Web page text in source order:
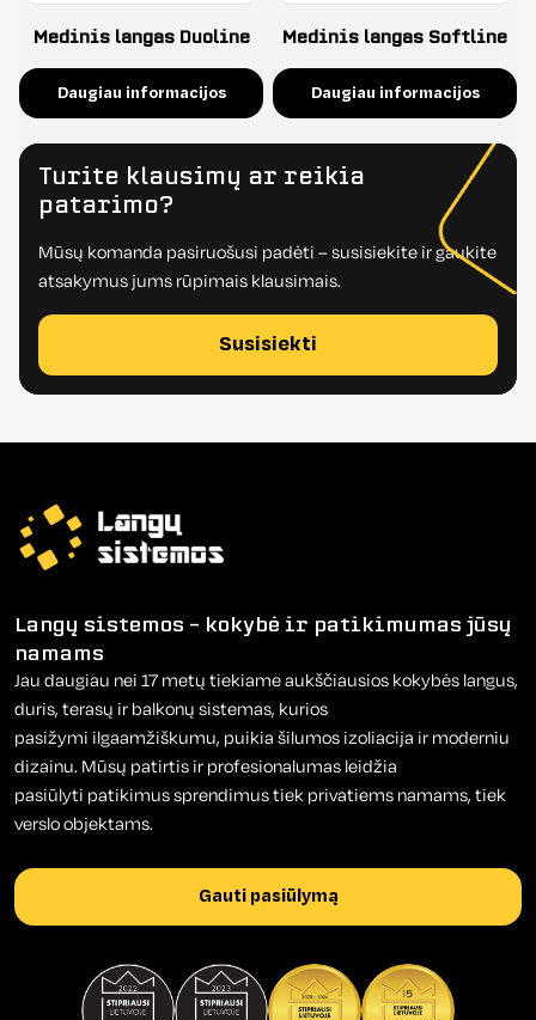
Medinis langas Duoline
Daugiau informacijos
Medinis langas Softline
Daugiau informacijos
Turite klausimų ar reikia
patarimo?
Mūsų komanda pasiruošusi padėti – susisiekite ir gaukite
atsakymus jums rūpimais klausimais.
Susisiekti
Langų sistemos – kokybė ir patikimumas jūsų
namams
Jau daugiau nei 17 metų tiekiame aukščiausios kokybės langus,
duris, terasų ir balkonų sistemas, kurios
pasižymi ilgaamžiškumu, puikia šilumos izoliacija ir moderniu
dizainu. Mūsų patirtis ir profesionalumas leidžia
pasiūlyti patikimus sprendimus tiek privatiems namams, tiek
verslo objektams.
Gauti pasiūlymą